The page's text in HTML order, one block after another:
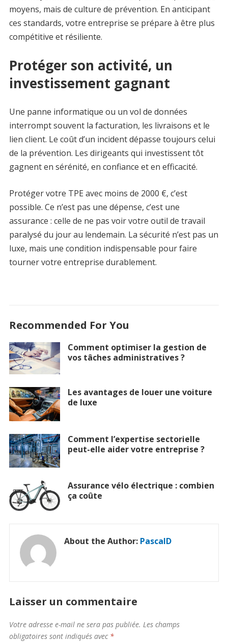
moyens, mais de culture de prévention. En anticipant
ces standards, votre entreprise se prépare à être plus
compétitive et résiliente.
Protéger son activité, un
investissement gagnant
Une panne informatique ou un vol de données
interrompt souvent la facturation, les livraisons et le
lien client. Le coût d’un incident dépasse toujours celui
de la prévention. Les dirigeants qui investissent tôt
gagnent en sérénité, en confiance et en efficacité.
Protéger votre TPE avec moins de 2000 €, c’est
possible. Ce n’est pas une dépense, c’est une
assurance : celle de ne pas voir votre outil de travail
paralysé du jour au lendemain. La sécurité n’est pas un
luxe, mais une condition indispensable pour faire
tourner votre entreprise durablement.
Recommended For You
Comment optimiser la gestion de
vos tâches administratives ?
Les avantages de louer une voiture
de luxe
Comment l’expertise sectorielle
peut-elle aider votre entreprise ?
Assurance vélo électrique : combien
ça coûte
About the Author: PascalD
Laisser un commentaire
Votre adresse e-mail ne sera pas publiée. Les champs
obligatoires sont indiqués avec *